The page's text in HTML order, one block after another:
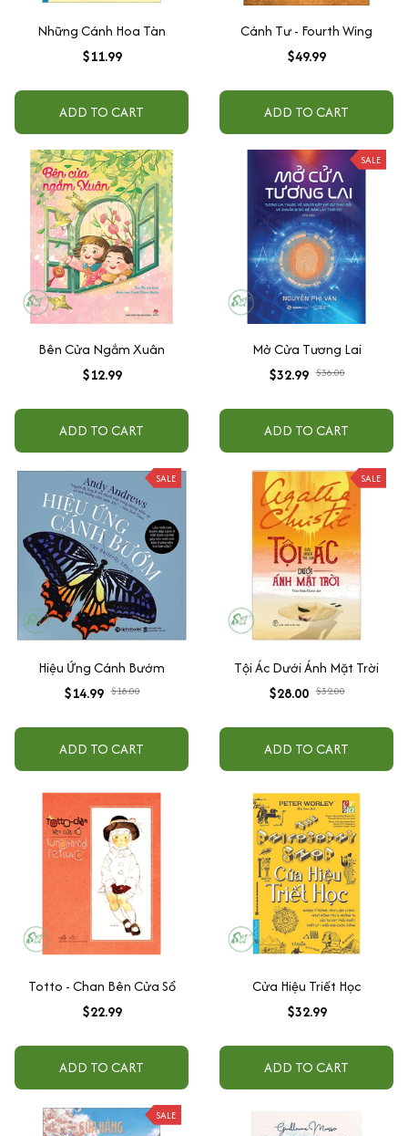
Những Cánh Hoa Tàn
$11.99
ADD TO CART
Cánh Tư - Fourth Wing
$49.99
ADD TO CART
Bên Cửa Ngắm Xuân
$12.99
ADD TO CART
SALE
Mở Cửa Tương Lai
$32.99 $36.00
ADD TO CART
SALE
Hiệu Ứng Cánh Bướm
$14.99 $18.00
ADD TO CART
SALE
Tội Ác Dưới Ánh Mặt Trời
$28.00 $32.00
ADD TO CART
Totto - Chan Bên Cửa Sổ
$22.99
ADD TO CART
Cửa Hiệu Triết Học
$32.99
ADD TO CART
SALE